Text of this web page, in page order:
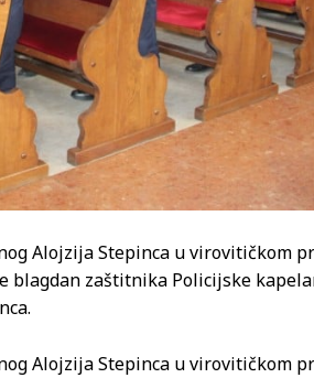
Alojzija Stepinca u virovitičkom
blagdan zaštitnika Policijske
Alojzija Stepinca u virovitičkom